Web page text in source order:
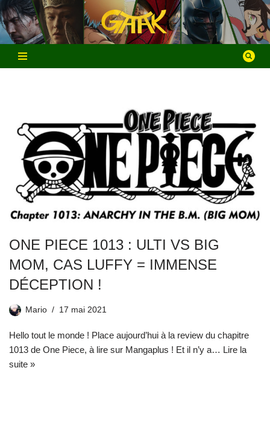
Aller
au
contenu
ONE PIECE 1013 : ULTI VS BIG
MOM, CAS LUFFY = IMMENSE
DÉCEPTION !
Mario 17 mai 2021
Hello tout le monde ! Place aujourd’hui à la review du chapitre
1013 de One Piece, à lire sur Mangaplus ! Et il n’y a… Lire la
suite »